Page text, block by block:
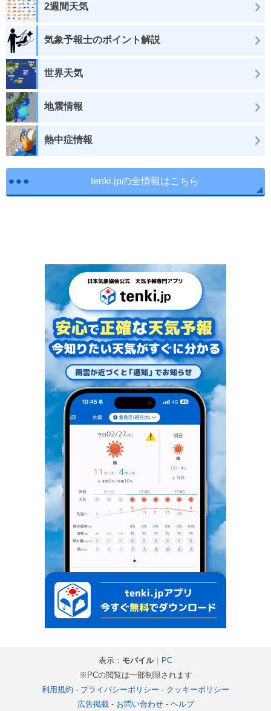
2週間天気
気象予報士のポイント解説
世界天気
地震情報
熱中症情報
tenki.jpの全情報はこちら
表示： モバイル｜ PC
※PCの閲覧は一部制限されます
利用規約 - プライバシーポリシー - クッキーポリシー
広告掲載- お問い合わせ- ヘルプ